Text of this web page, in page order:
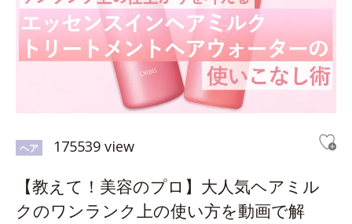
ヘア 175539 view
【教えて！美容のプロ】大人気ヘアミル
クのワンランク上の使い方を動画で解